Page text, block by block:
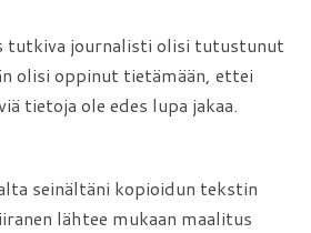
tutkiva journalisti olisi tutustunut
olisi oppinut tietämään, ettei
tietoja ole edes lupa jakaa.
seinältäni kopioidun tekstin
lähtee mukaan maalitus